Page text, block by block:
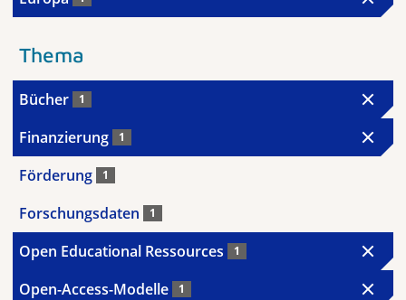
Thema
Bücher 1
Finanzierung 1
Förderung 1
Forschungsdaten 1
Open Educational Ressources 1
Open-Access-Modelle 1